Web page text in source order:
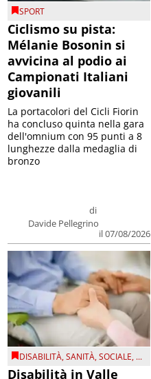
SPORT
Ciclismo su pista:
Mélanie Bosonin si
avvicina al podio ai
Campionati Italiani
giovanili
di
Davide Pellegrino
il 07/08/2026
La portacolori del Cicli Fiorin
ha concluso quinta nella gara
dell'omnium con 95 punti a 8
lunghezze dalla medaglia di
bronzo
DISABILITÀ,SANITÀ,SOCIALE, ...
Disabilità in Valle